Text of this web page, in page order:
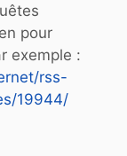
pour
exemple :
rss-
19944/